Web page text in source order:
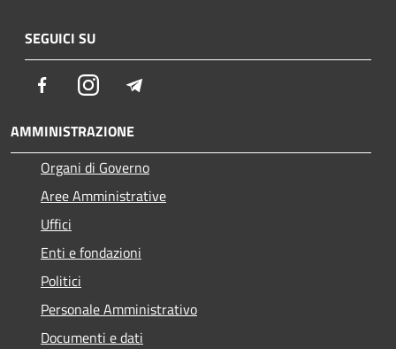
SEGUICI SU
FacebookInstagram
AMMINISTRAZIONE
Organi di Governo
Aree Amministrative
Uffici
Enti e fondazioni
Politici
Personale Amministrativo
Documenti e dati